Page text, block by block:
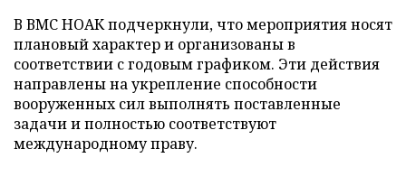
В ВМС НОАК подчеркнули, что мероприятия носят
плановый характер и организованы в
соответствии с годовым графиком. Эти действия
направлены на укрепление способности
вооруженных сил выполнять поставленные
задачи и полностью соответствуют
международному праву.